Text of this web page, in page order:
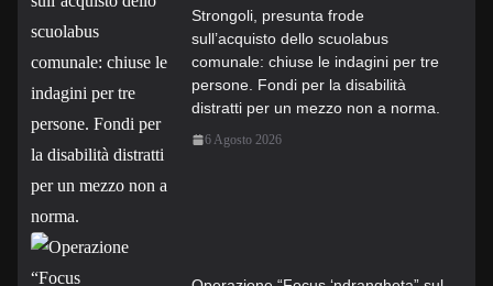
Strongoli, presunta frode
sull’acquisto dello scuolabus
comunale: chiuse le indagini per tre
persone. Fondi per la disabilità
distratti per un mezzo non a norma.
6 Agosto 2026